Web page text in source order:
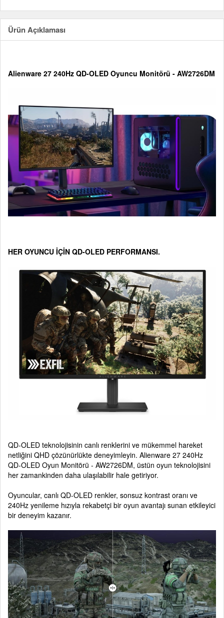
Ürün Açıklaması
Alienware 27 240Hz QD-OLED Oyuncu Monitörü - AW2726DM
HER OYUNCU İÇİN QD-OLED PERFORMANSI.
QD-OLED teknolojisinin canlı renklerini ve mükemmel hareket
netliğini QHD çözünürlükte deneyimleyin. Alienware 27 240Hz
QD-OLED Oyun Monitörü - AW2726DM, üstün oyun teknolojisini
her zamankinden daha ulaşılabilir hale getiriyor.
Oyuncular, canlı QD-OLED renkler, sonsuz kontrast oranı ve
240Hz yenileme hızıyla rekabetçi bir oyun avantajı sunan etkileyici
bir deneyim kazanır.